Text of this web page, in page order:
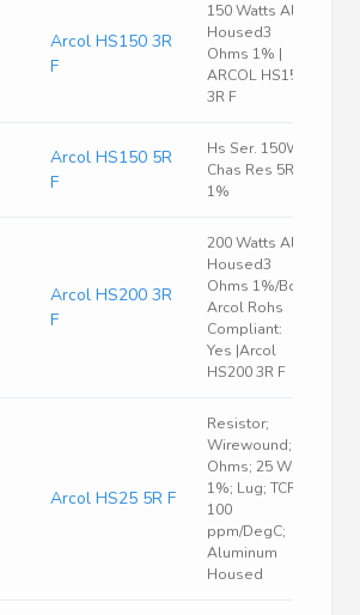
Arcol HS150 3R
F
150 Watts Al
Housed3
Ohms 1% |
ARCOL HS150
3R F
Arcol HS150 5R
F
Hs Ser. 150W
Chas Res 5R
1%
Arcol HS200 3R
F
200 Watts Al
Housed3
Ohms 1%/Box
Arcol Rohs
Compliant:
Yes |Arcol
HS200 3R F
Arcol HS25 5R F
Resistor;
Wirewound; 5
Ohms; 25 W;
1%; Lug; TCR
100
ppm/DegC;
Aluminum
Housed